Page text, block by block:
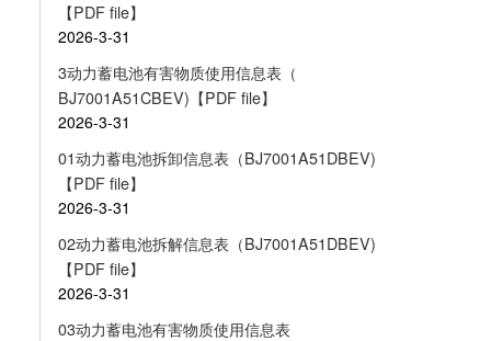
【PDF file】
2026-3-31
3动力蓄电池有害物质使用信息表（
BJ7001A51CBEV)【PDF file】
2026-3-31
01动力蓄电池拆卸信息表（BJ7001A51DBEV)
【PDF file】
2026-3-31
02动力蓄电池拆解信息表（BJ7001A51DBEV)
【PDF file】
2026-3-31
03动力蓄电池有害物质使用信息表